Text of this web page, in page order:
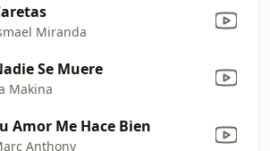
Miranda
Se Muere
Makina
Amor Me Hace Bien
Anthony